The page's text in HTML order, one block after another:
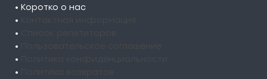
• Коротко о нас
•
•
•
•
•